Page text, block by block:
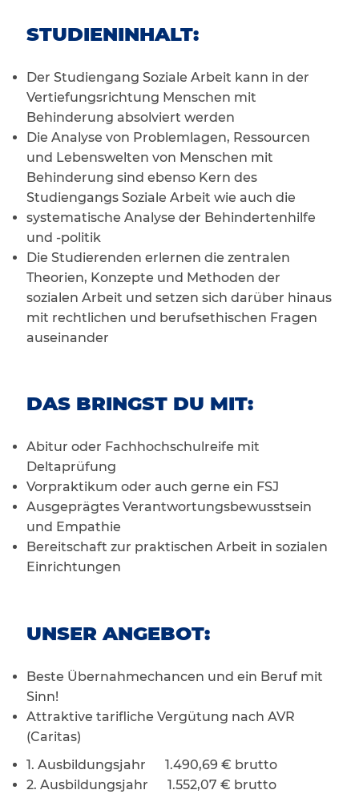
STUDIENINHALT:
Der Studiengang Soziale Arbeit kann in der
Vertiefungsrichtung Menschen mit
Behinderung absolviert werden
Die Analyse von Problemlagen, Ressourcen
und Lebenswelten von Menschen mit
Behinderung sind ebenso Kern des
Studiengangs Soziale Arbeit wie auch die
systematische Analyse der Behindertenhilfe
und -politik
Die Studierenden erlernen die zentralen
Theorien, Konzepte und Methoden der
sozialen Arbeit und setzen sich darüber hinaus
mit rechtlichen und berufsethischen Fragen
auseinander
DAS BRINGST DU MIT:
Abitur oder Fachhochschulreife mit
Deltaprüfung
Vorpraktikum oder auch gerne ein FSJ
Ausgeprägtes Verantwortungsbewusstsein
und Empathie
Bereitschaft zur praktischen Arbeit in sozialen
Einrichtungen
UNSER ANGEBOT:
Beste Übernahmechancen und ein Beruf mit
Sinn!
Attraktive tarifliche Vergütung nach AVR
(Caritas)
1. Ausbildungsjahr 1.490,69 € brutto
2. Ausbildungsjahr 1.552,07 € brutto